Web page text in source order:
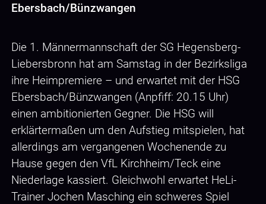
Ebersbach/Bünzwangen
Die 1. Männermannschaft der SG Hegensberg-
Liebersbronn hat am Samstag in der Bezirksliga
ihre Heimpremiere – und erwartet mit der HSG
Ebersbach/Bünzwangen (Anpfiff: 20.15 Uhr)
einen ambitionierten Gegner. Die HSG will
erklärtermaßen um den Aufstieg mitspielen, hat
allerdings am vergangenen Wochenende zu
Hause gegen den VfL Kirchheim/Teck eine
Niederlage kassiert. Gleichwohl erwartet HeLi-
Trainer Jochen Masching ein schweres Spiel